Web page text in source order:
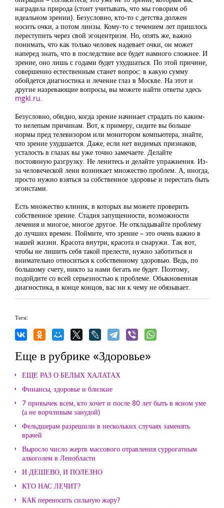
наградила природа (стоит учитывать, что мы говорим об
идеальном зрении). Безусловно, кто-то с детства должен
носить очки, а потом линзы. Кому-то с течением лет пришлось
переступить через свой эгоцентризм. Но, опять же, важно
понимать, что как только человек надевает очки, он может
наперед знать, что в последствие все будет намного сложнее. И
зрение, оно лишь с годами будет ухудшаться. По этой причине,
совершенно естественным станет вопрос: в какую сумму
обойдется диагностика и лечение глаз в Москве. На этот и
другие назревающие вопросы, вы можете найти ответы здесь
mgkl.ru
Безусловно, обидно, когда зрение начинает страдать по каким-
то нелепым причинам. Вот, к примеру, сидите вы больше
нормы пред телевизором или монитором компьютера, знайте,
что зрение ухудшается. Даже, если нет видимых признаков,
усталость в глазах вы уже точно замечаете. Делайте
постоянную разгрузку. Не ленитесь и делайте упражнения. Из-
за человеческой лени возникает множество проблем. А, иногда,
просто нужно взяться за собственное здоровье и перестать быть
эгоистами.
Есть множество клиник, в которых вы можете проверить
собственное зрение. Стадия запущенности, возможности
лечения и многое, многое другое. Не откладывайте проблему
до лучших времен. Поймите, что зрение – это очень важно в
нашей жизни. Красота внутри, красота и снаружи. Так вот,
чтобы не лишить себя такой прелести, нужно заботиться и
внимательно относиться к собственному здоровью. Ведь, по
большому счету, никто за нами бегать не будет. Поэтому,
подойдите со всей серьезностью к проблеме. Обыкновенная
диагностика, в конце концов, вас ни к чему не обязывает.
Теги:
Еще в рубрике «Здоровье»
ЕЩЕ РАЗ О БЕЛЫХ ХАЛАТАХ
Финансы, здоровье и близкие
7 привычек всем, кто хочет и после 80 лет быть в ясном уме
(а не ворчливым занудой)
Фельдшерам разрешили в нескольких случаях заменять
врачей
Выросло число жертв массового отравления суррогатным
алкоголем в Ленобласти
И ДЕШЕВО, И ПОЛЕЗНО
КТО НАС ЛЕЧИТ?
КАК переносить сильную жару?